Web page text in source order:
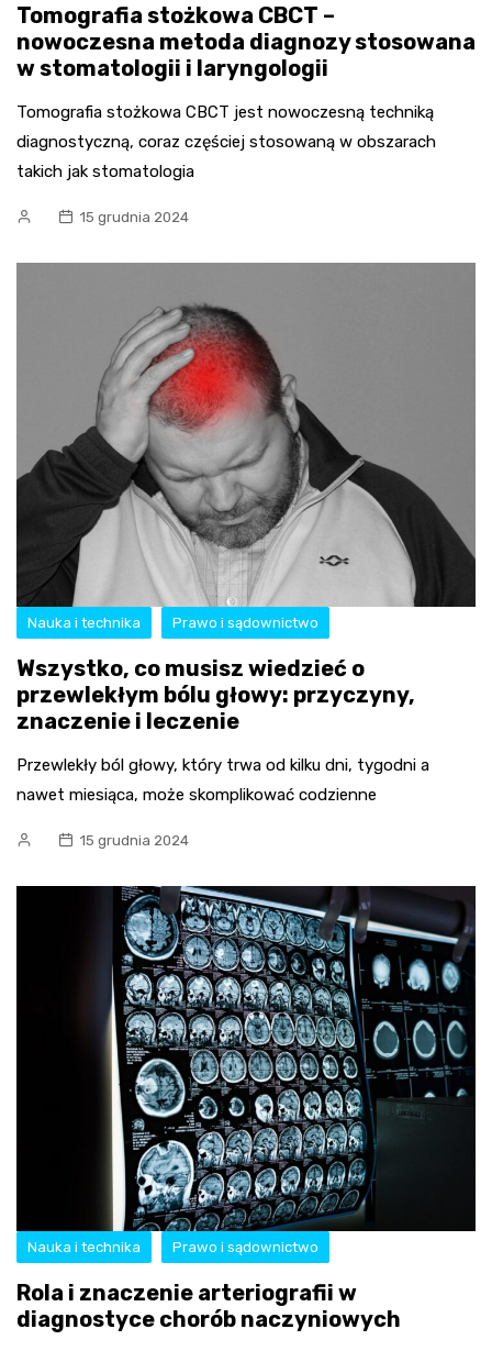
Tomografia stożkowa CBCT –
nowoczesna metoda diagnozy stosowana
w stomatologii i laryngologii
Tomografia stożkowa CBCT jest nowoczesną techniką
diagnostyczną, coraz częściej stosowaną w obszarach
takich jak stomatologia
15 grudnia 2024
Nauka i technika Prawo i sądownictwo
Wszystko, co musisz wiedzieć o
przewlekłym bólu głowy: przyczyny,
znaczenie i leczenie
Przewlekły ból głowy, który trwa od kilku dni, tygodni a
nawet miesiąca, może skomplikować codzienne
15 grudnia 2024
Nauka i technika Prawo i sądownictwo
Rola i znaczenie arteriografii w
diagnostyce chorób naczyniowych